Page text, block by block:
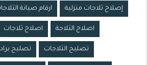
إصلاح ثلاجات منزلية ارقام صيانة الثلاجات
اصلاح الثلاجة اصلاح ثلاجات
تصليح الثلاجات تصليح برادات